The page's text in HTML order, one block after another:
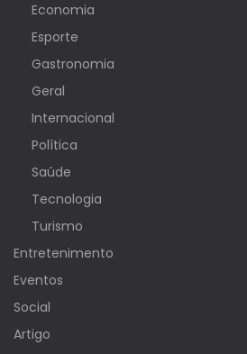
Economia
Esporte
Gastronomia
Geral
Internacional
Política
Saúde
Tecnologia
Turismo
Entretenimento
Eventos
Social
Artigo